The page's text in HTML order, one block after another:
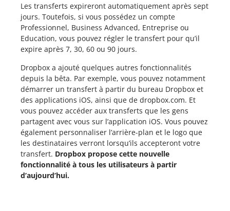
Les transferts expireront automatiquement après sept
jours. Toutefois, si vous possédez un compte
Professionnel, Business Advanced, Entreprise ou
Education, vous pouvez régler le transfert pour qu’il
expire après 7, 30, 60 ou 90 jours.
Dropbox a ajouté quelques autres fonctionnalités
depuis la bêta. Par exemple, vous pouvez notamment
démarrer un transfert à partir du bureau Dropbox et
des applications iOS, ainsi que de dropbox.com. Et
vous pouvez accéder aux transferts que les gens
partagent avec vous sur l’application iOS. Vous pouvez
également personnaliser l’arrière-plan et le logo que
les destinataires verront lorsqu’ils accepteront votre
transfert. Dropbox propose cette nouvelle
fonctionnalité à tous les utilisateurs à partir
d’aujourd’hui.